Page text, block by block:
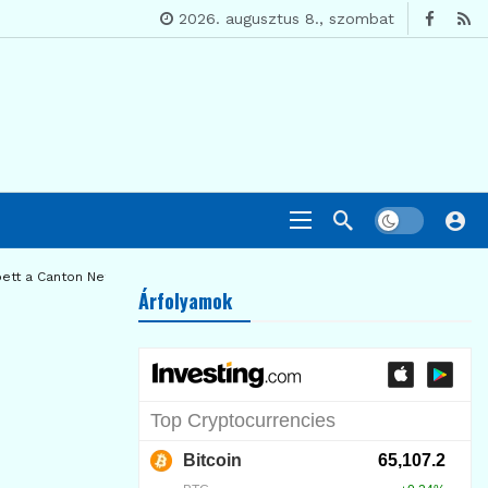
2026. augusztus 8., szombat
a Canton Networkkel
Árfolyamok